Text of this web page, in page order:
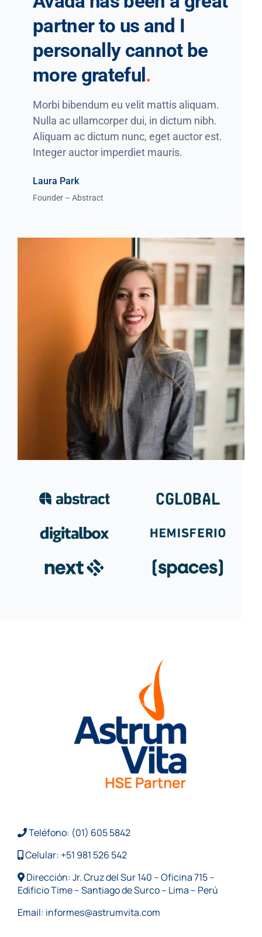
partner to us and I
personally cannot be
more grateful .
Morbi bibendum eu velit mattis aliquam.
Nulla ac ullamcorper dui, in dictum nibh.
Aliquam ac dictum nunc, eget auctor est.
Integer auctor imperdiet mauris.
Laura Park
Founder – Abstract
Teléfono: (01) 605 5842
Celular: +51 981 526 542
Dirección: Jr. Cruz del Sur 140 – Oficina 715 –
Edificio Time – Santiago de Surco – Lima – Perú
Email: informes@astrumvita.com